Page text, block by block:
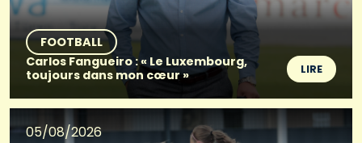
FOOTBALL
Carlos Fangueiro : « Le Luxembourg,
toujours dans mon cœur »
LIRE
05/08/2026